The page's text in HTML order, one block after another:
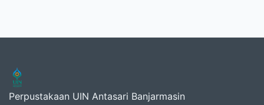
Perpustakaan UIN Antasari Banjarmasin